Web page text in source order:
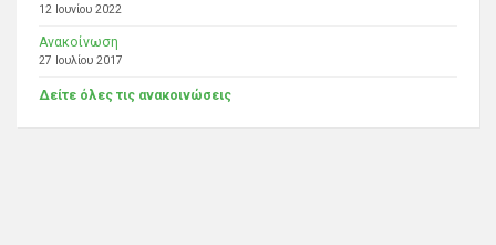
12 Ιουνίου 2022
Ανακοίνωση
27 Ιουλίου 2017
Δείτε όλες τις ανακοινώσεις